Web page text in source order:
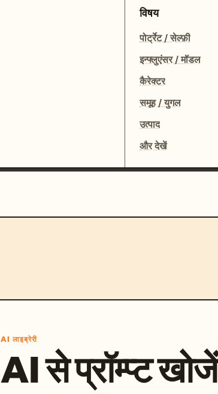
विषय
पोर्ट्रेट / सेल्फ़ी
इन्फ्लुएंसर / मॉडल
कैरेक्टर
समूह / युगल
उत्पाद
और देखें
AI लाइब्रेरी
AI से प्रॉम्प्ट खोजें